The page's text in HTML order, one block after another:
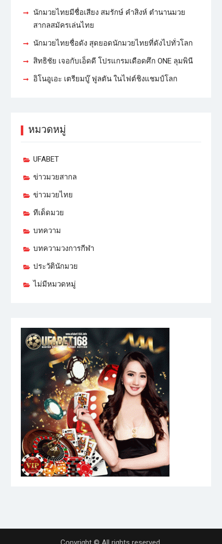
นักมวยไทยมีชื่อเสียง สมรักษ์ คำสิงห์ ตำนานมวย
สากลสมัครเล่นไทย
นักมวยไทยชื่อดัง สุดยอดนักมวยไทยที่ดังไปทั่วโลก
สิทธิชัย เจอกับเอ็ดดี โปรแกรมเดือดศึก ONE ลุมพินี
อิโนอูเอะ เตรียมบู๊ ฟูลตัน ในไฟต์ชิงแชมป์โลก
หมวดหมู่
UFABET
ข่าวมวยสากล
ข่าวมวยไทย
ทีเด็ดมวย
บทความ
บทความวงการกีฬา
ประวัตินักมวย
ไม่มีหมวดหมู่